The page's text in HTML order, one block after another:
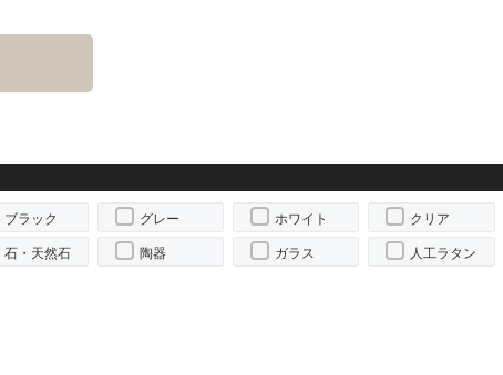
ブラック グレー ホワイト クリア
石・天然石 陶器 ガラス 人工ラタン